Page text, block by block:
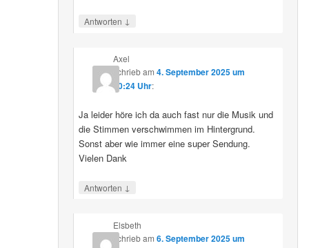
Antworten ↓
Axel
schriebam 4. September 2025 um
10:24 Uhr:
Ja leider höre ich da auch fast nur die Musik und
die Stimmen verschwimmen im Hintergrund.
Sonst aber wie immer eine super Sendung.
Vielen Dank
Antworten ↓
Elsbeth
schriebam 6. September 2025 um